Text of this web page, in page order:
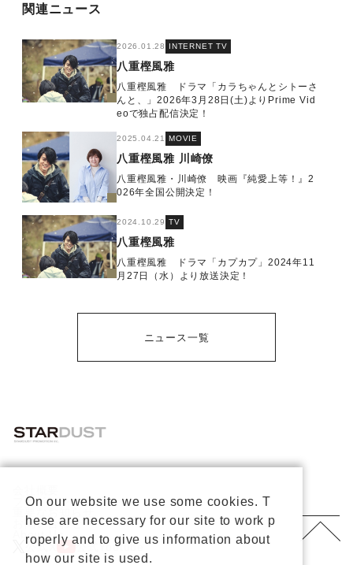
関連ニュース
2026.01.28 INTERNET TV
八重樫風雅
八重樫風雅 ドラマ「カラちゃんとシトーさ
んと、」2026年3月28日(土)よりPrime Vid
eoで独占配信決定！
2025.04.21 MOVIE
八重樫風雅 川崎僚
八重樫風雅・川崎僚 映画『純愛上等！』2
026年全国公開決定！
2024.10.29 TV
八重樫風雅
八重樫風雅 ドラマ「カプカプ」2024年11
月27日（水）より放送決定！
ニュース一覧
プライバシーポリシー
重要なお知らせ
お問い合わせ
About Us
公式X
公式Youtube
On our website we use some cookies. T
hese are necessary for our site to work p
roperly and to give us information about
how our site is used.